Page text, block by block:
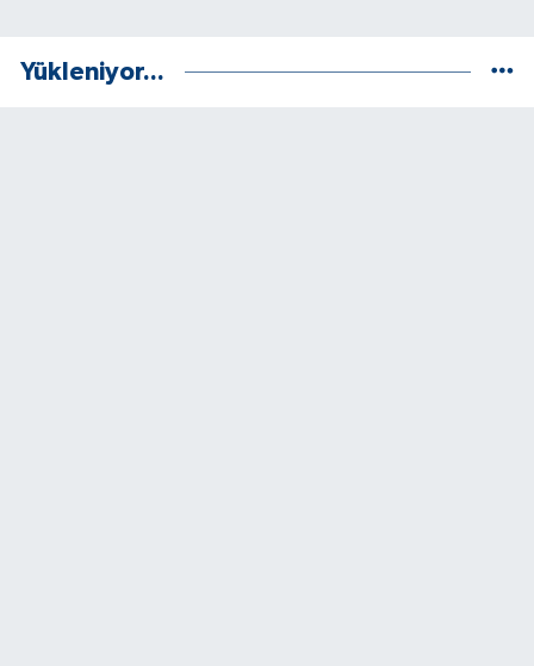
Yükleniyor...